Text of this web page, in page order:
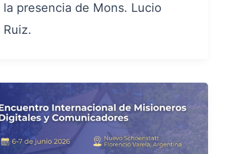
la presencia de Mons. Lucio
Ruiz.